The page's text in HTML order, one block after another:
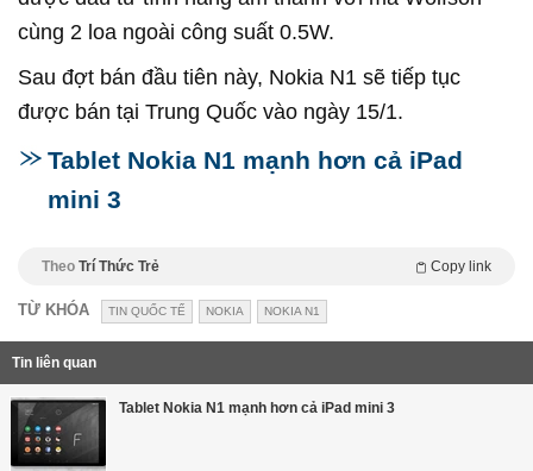
cùng 2 loa ngoài công suất 0.5W.
Sau đợt bán đầu tiên này, Nokia N1 sẽ tiếp tục
được bán tại Trung Quốc vào ngày 15/1.
Tablet Nokia N1 mạnh hơn cả iPad
mini 3
Theo Trí Thức Trẻ Copy link
TỪ KHÓA TIN QUỐC TẾ NOKIA NOKIA N1
Tin liên quan
Tablet Nokia N1 mạnh hơn cả iPad mini 3